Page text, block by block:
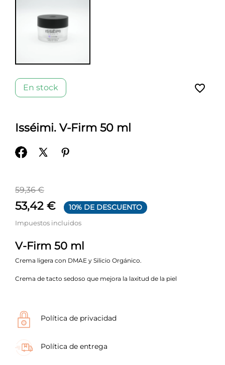
En stock favorite_border
Isséimi. V-Firm 50 ml
59,36 €
53,42 € 10% DE DESCUENTO
Impuestos incluidos
V-Firm 50 ml
Crema ligera con DMAE y Silicio Orgánico.
Crema de tacto sedoso que mejora la laxitud de la piel
Política de privacidad
Política de entrega